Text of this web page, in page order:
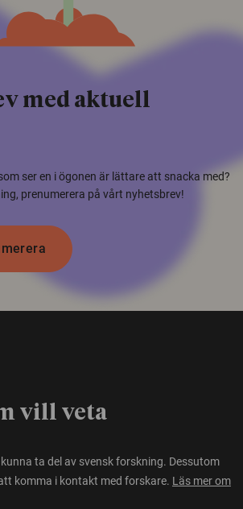
med aktuell
ser en i ögonen är lättare att snacka med?
prenumerera på vårt nyhetsbrev!
vill veta
ta del av svensk forskning. Dessutom
komma i kontakt med forskare. Läs mer om